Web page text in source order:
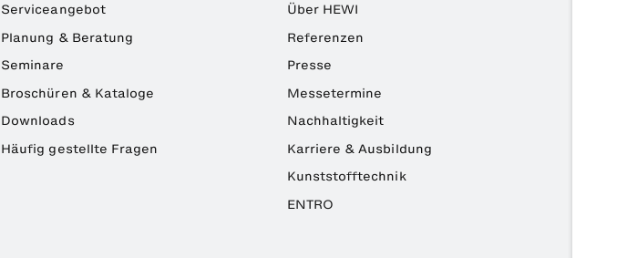
Serviceangebot
Planung & Beratung
Seminare
Broschüren & Kataloge
Downloads
Häufig gestellte Fragen
Über HEWI
Referenzen
Presse
Messetermine
Nachhaltigkeit
Karriere & Ausbildung
Kunststofftechnik
ENTRO